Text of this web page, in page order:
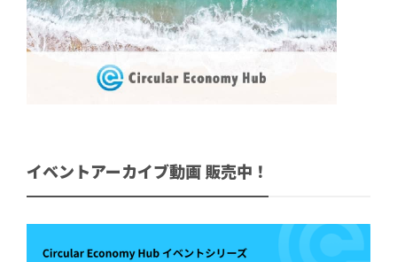
イベントアーカイブ動画 販売中！